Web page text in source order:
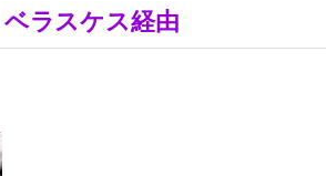
ラスケス経由